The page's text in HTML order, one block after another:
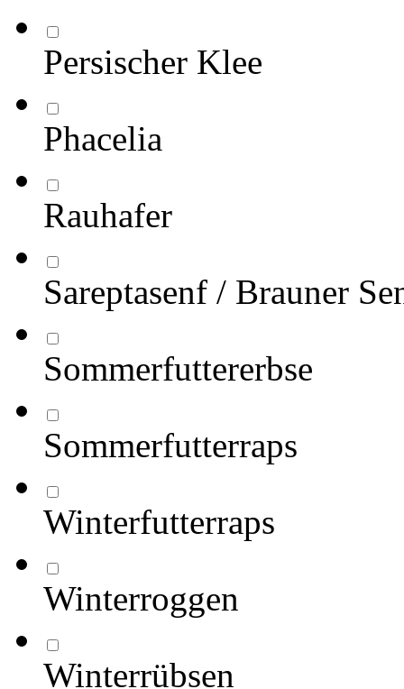
Persischer Klee
Phacelia
Rauhafer
Sareptasenf / Brauner
Sommerfuttererbse
Sommerfutterraps
Winterfutterraps
Winterroggen
Winterrübsen